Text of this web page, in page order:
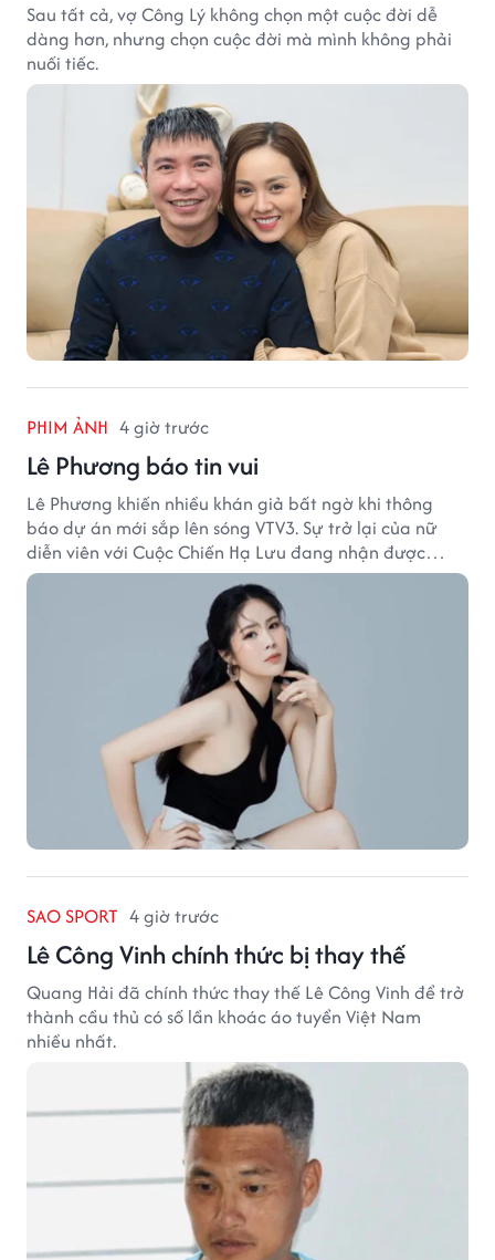
Sau tất cả, vợ Công Lý không chọn một cuộc đời dễ
dàng hơn, nhưng chọn cuộc đời mà mình không phải
nuối tiếc.
PHIM ẢNH 4 giờ trước
Lê Phương báo tin vui
Lê Phương khiến nhiều khán giả bất ngờ khi thông
báo dự án mới sắp lên sóng VTV3. Sự trở lại của nữ
diễn viên với Cuộc Chiến Hạ Lưu đang nhận được
nhiều sự quan tâm.
SAO SPORT 4 giờ trước
Lê Công Vinh chính thức bị thay thế
Quang Hải đã chính thức thay thế Lê Công Vinh để trở
thành cầu thủ có số lần khoác áo tuyển Việt Nam
nhiều nhất.